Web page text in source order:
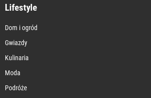
Lifestyle
Dom i ogród
Gwiazdy
Kulinaria
Moda
Podróże